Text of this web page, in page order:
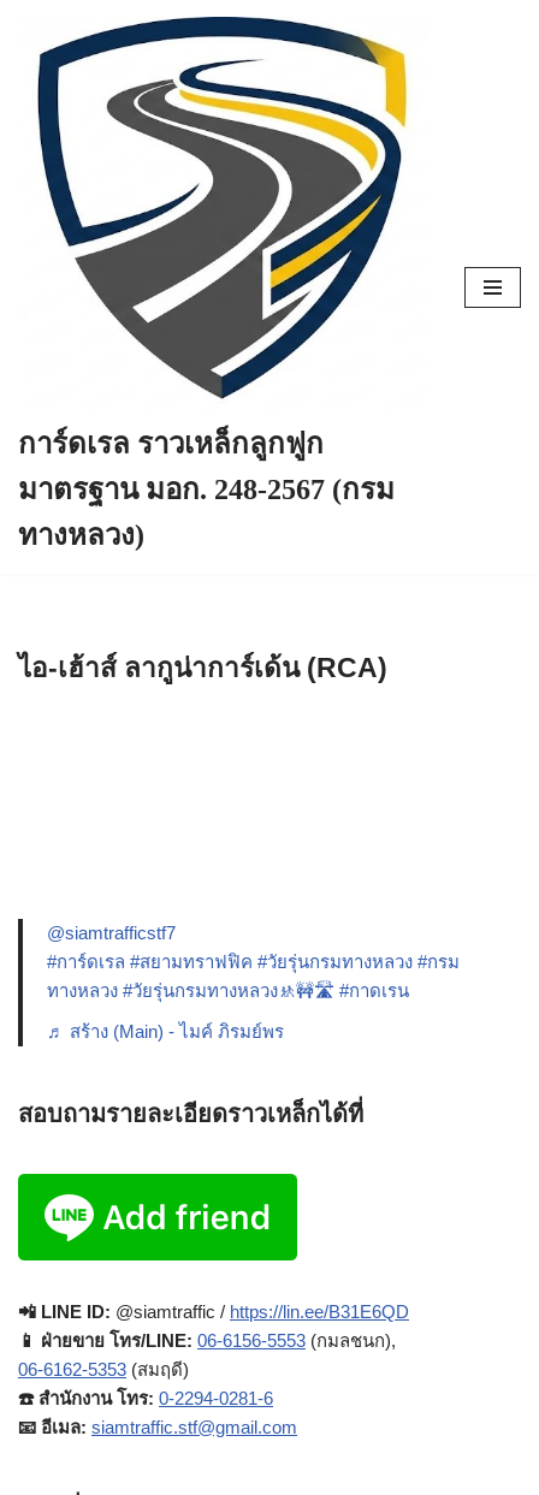
Skip
content
การ์ดเรล ราวเหล็กลูกฟูก
มาตรฐาน มอก. 248-2567 (กรม
ทางหลวง)
ไอ-เฮ้าส์ ลากูน่าการ์เด้น (RCA)
@siamtrafficstf7
#การ์ดเรล #สยามทราฟฟิค #วัยรุ่นกรมทางหลวง #กรม
ทางหลวง #วัยรุ่นกรมทางหลวง🚸🚧🛣️ #กาดเรน
♬ สร้าง (Main) - ไมค์ ภิรมย์พร
สอบถามรายละเอียดราวเหล็กได้ที่
📲 LINE ID: @siamtraffic / https://lin.ee/B31E6QD
📱 ฝ่ายขาย โทร/LINE: 06-6156-5553 (กมลชนก),
06-6162-5353 (สมฤดี)
☎️ สำนักงาน โทร: 0-2294-0281-6
📧 อีเมล: siamtraffic.stf@gmail.com